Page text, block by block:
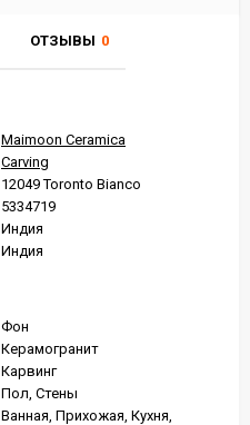
ОТЗЫВЫ 0
Maimoon Ceramica
Carving
12049 Toronto Bianco
5334719
Индия
Индия
Фон
Керамогранит
Карвинг
Пол, Стены
Ванная, Прихожая, Кухня,